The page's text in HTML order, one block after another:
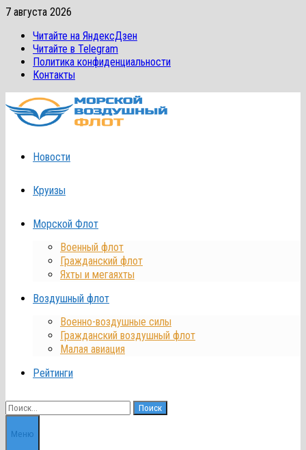
Перейти
содержимому
7 августа 2026
Читайте на ЯндексДзен
Читайте в Telegram
Политика конфиденциальности
Контакты
Новости
Круизы
Морской Флот
Военный флот
Гражданский флот
Яхты и мегаяхты
Воздушный флот
Военно-воздушные силы
Гражданский воздушный флот
Малая авиация
Рейтинги
Найти:
Меню